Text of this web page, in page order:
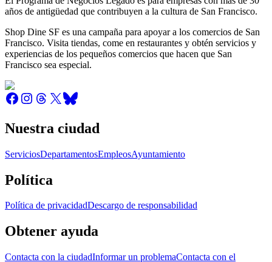
años de antigüedad que contribuyen a la cultura de San Francisco.
Shop Dine SF es una campaña para apoyar a los comercios de San
Francisco. Visita tiendas, come en restaurantes y obtén servicios y
experiencias de los pequeños comercios que hacen que San
Francisco sea especial.
Nuestra ciudad
ServiciosDepartamentosEmpleosAyuntamiento
Política
Política de privacidadDescargo de responsabilidad
Obtener ayuda
Contacta con la ciudadInformar un problemaContacta con el